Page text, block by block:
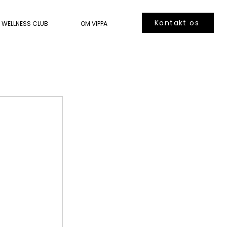
WELLNESS CLUB OM VIPPA Kontakt os